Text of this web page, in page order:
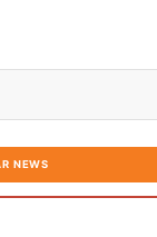
NEWS